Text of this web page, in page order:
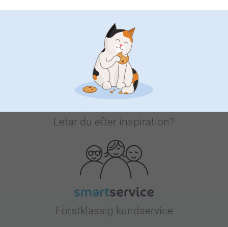
Bonus på alla dina köp
Letar du efter inspiration?
Förstklassig kundservice